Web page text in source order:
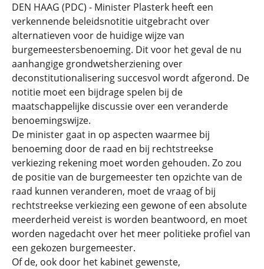
DEN HAAG (PDC) - Minister Plasterk heeft een
verkennende beleidsnotitie uitgebracht over
alternatieven voor de huidige wijze van
burgemeestersbenoeming. Dit voor het geval de nu
aanhangige grondwetsherziening over
deconstitutionalisering succesvol wordt afgerond. De
notitie moet een bijdrage spelen bij de
maatschappelijke discussie over een veranderde
benoemingswijze.
De minister gaat in op aspecten waarmee bij
benoeming door de raad en bij rechtstreekse
verkiezing rekening moet worden gehouden. Zo zou
de positie van de burgemeester ten opzichte van de
raad kunnen veranderen, moet de vraag of bij
rechtstreekse verkiezing een gewone of een absolute
meerderheid vereist is worden beantwoord, en moet
worden nagedacht over het meer politieke profiel van
een gekozen burgemeester.
Of de, ook door het kabinet gewenste,